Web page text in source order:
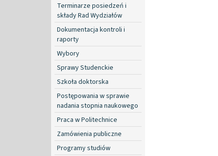
Terminarze posiedzeń i
składy Rad Wydziałów
Dokumentacja kontroli i
raporty
Wybory
Sprawy Studenckie
Szkoła doktorska
Postępowania w sprawie
nadania stopnia naukowego
Praca w Politechnice
Zamówienia publiczne
Programy studiów